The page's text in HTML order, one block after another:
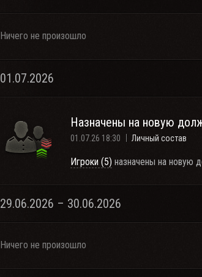
Ничего не произошло
01.07.2026
Назначены на новую
01.07.26 18:30 Личный состав
Игроки (5) назначены на новую
29.06.2026 – 30.06.2026
Ничего не произошло